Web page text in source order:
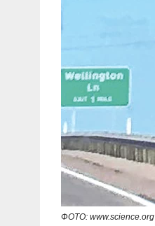
ФОТО: www.science.org